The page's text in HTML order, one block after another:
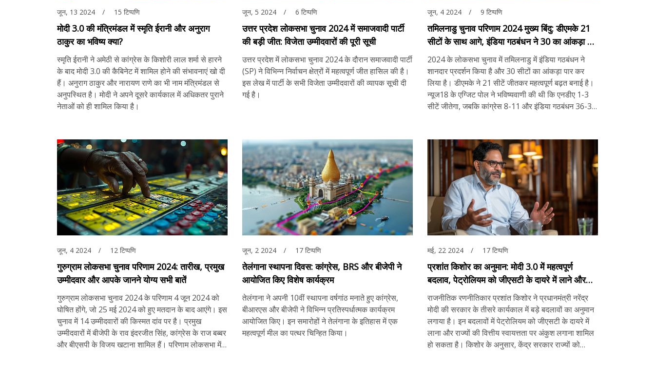
जून, 13 2024 15 टिप्पणि
मोदी 3.0 की मंत्रिमंडल में स्मृति ईरानी और अनुराग
ठाकुर का भविष्य क्या?
स्मृति ईरानी ने अमेठी से कांग्रेस के किशोरी लाल शर्मा से हारने
के बाद मोदी 3.0 की कैबिनेट में शामिल होने की संभावनाएं खो दी
हैं। अनुराग ठाकुर और नारायण राणे का भी नाम मंत्रिमंडल से
अनुपस्थित है। मोदी ने अपने दूसरे कार्यकाल में अधिकतर पुराने
नेताओं को ही शामिल किया है।
जून, 5 2024 6 टिप्पणि
उत्तर प्रदेश लोकसभा चुनाव 2024 में समाजवादी पार्टी
की बड़ी जीत: विजेता उम्मीदवारों की पूरी सूची
उत्तर प्रदेश में लोकसभा चुनाव 2024 के दौरान समाजवादी पार्टी
(SP) ने विभिन्न निर्वाचन क्षेत्रों में महत्वपूर्ण जीत हासिल की है।
इस लेख में पार्टी के सभी विजेता उम्मीदवारों की व्यापक सूची दी
गई है।
जून, 4 2024 9 टिप्पणि
तमिलनाडु चुनाव परिणाम 2024 मुख्य बिंदु: डीएमके 21
सीटों के साथ आगे, इंडिया गठबंधन ने 30 का आंकड़ा पार
किया
2024 के लोकसभा चुनाव में तमिलनाडु में इंडिया गठबंधन ने
शानदार प्रदर्शन किया है और 30 सीटों का आंकड़ा पार कर
लिया है। डीएमके ने 21 सीटें जीतकर महत्वपूर्ण बढ़त बनाई है।
न्यूज18 के एग्जिट पोल ने भविष्यवाणी की थी कि एनडीए 1-3
सीटें जीतेगा, जबकि कांग्रेस 8-11 और इंडिया गठबंधन 36-39
जून, 4 2024 12 टिप्पणि
गुरुग्राम लोकसभा चुनाव परिणाम 2024: तारीख, प्रमुख
उम्मीदवार और आपके जानने योग्य सभी बातें
गुरुग्राम लोकसभा चुनाव 2024 के परिणाम 4 जून 2024 को
घोषित होंगे, जो 25 मई 2024 को हुए मतदान के बाद आएंगे। इस
चुनाव में 14 उम्मीदवारों की किस्मत दांव पर है। प्रमुख
उम्मीदवारों में बीजेपी के राव इंदरजीत सिंह, कांग्रेस के राज बब्बर
और बीएसपी के विजय खटाना शामिल हैं। परिणाम लोकसभा में
जून, 2 2024 17 टिप्पणि
तेलंगाना स्थापना दिवस: कांग्रेस, BRS और बीजेपी ने
आयोजित किए विशेष कार्यक्रम
तेलंगाना ने अपनी 10वीं स्थापना वर्षगांठ मनाते हुए कांग्रेस,
बीआरएस और बीजेपी ने विभिन्न प्रतिस्पर्धात्मक कार्यक्रम
आयोजित किए। इन समारोहों ने तेलंगाना के इतिहास में एक
महत्वपूर्ण मील का पत्थर चिन्हित किया।
मई, 22 2024 17 टिप्पणि
प्रशांत किशोर का अनुमान: मोदी 3.0 में महत्वपूर्ण
बदलाव, पेट्रोलियम को जीएसटी के दायरे में लाने और
राज्यों के लिए कड़े वित्तीय नियंत्रण की संभावना
राजनीतिक रणनीतिकार प्रशांत किशोर ने प्रधानमंत्री नरेंद्र
मोदी की सरकार के तीसरे कार्यकाल में बड़े बदलावों का अनुमान
लगाया है। इन बदलावों में पेट्रोलियम को जीएसटी के दायरे में
लाना और राज्यों की वित्तीय स्वायत्तता पर अंकुश लगाना शामिल
हो सकता है। किशोर के अनुसार, केंद्र सरकार राज्यों को